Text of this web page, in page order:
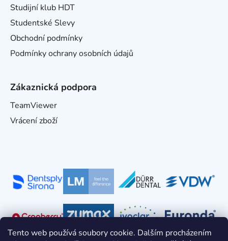
Tento web používá soubory cookie. Dalším procházením
Studijní klub HDT
Studentské Slevy
Obchodní podmínky
Podmínky ochrany osobních údajů
Zákaznická podpora
TeamViewer
Vrácení zboží